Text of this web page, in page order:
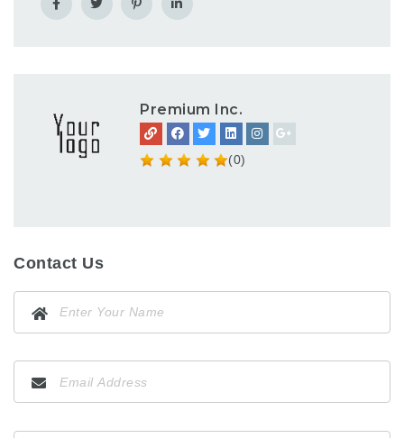
Premium Inc.
(0)
Contact Us